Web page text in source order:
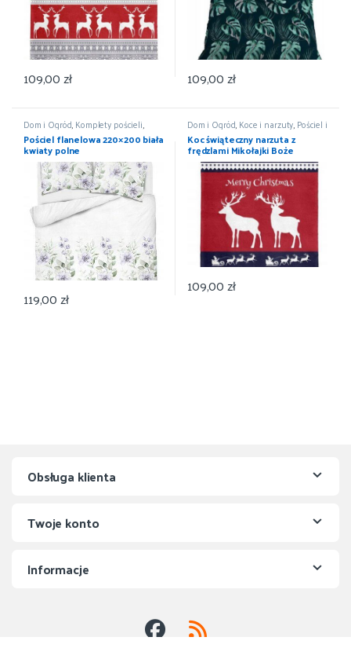
109,00zł 109,00zł
Dom i Ogród, Komplety pościeli,
Pościel i koce ,Wyposażenie
Pościel flanelowa 220×200 biała
kwiaty polne
119,00zł
Dom i Ogród, Koce i narzuty, Pościel i
koce,Wyposażenie
Koc świąteczny narzuta z
frędzlami Mikołajki Boże
Narodzenie 150×200
109,00zł
Obsługa klienta
Twoje konto
Informacje